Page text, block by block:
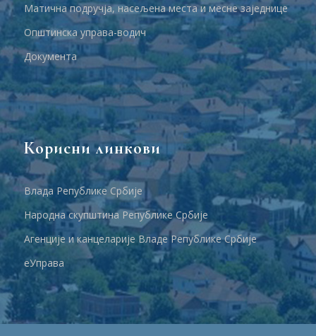
Матична подручја, насељена места и месне заједнице
Општинска управа-водич
Документа
Корисни линкови
Влада Републике Србије
Народна скупштина Републике Србије
Агенције и канцеларије Владе Републике Србије
еУправа